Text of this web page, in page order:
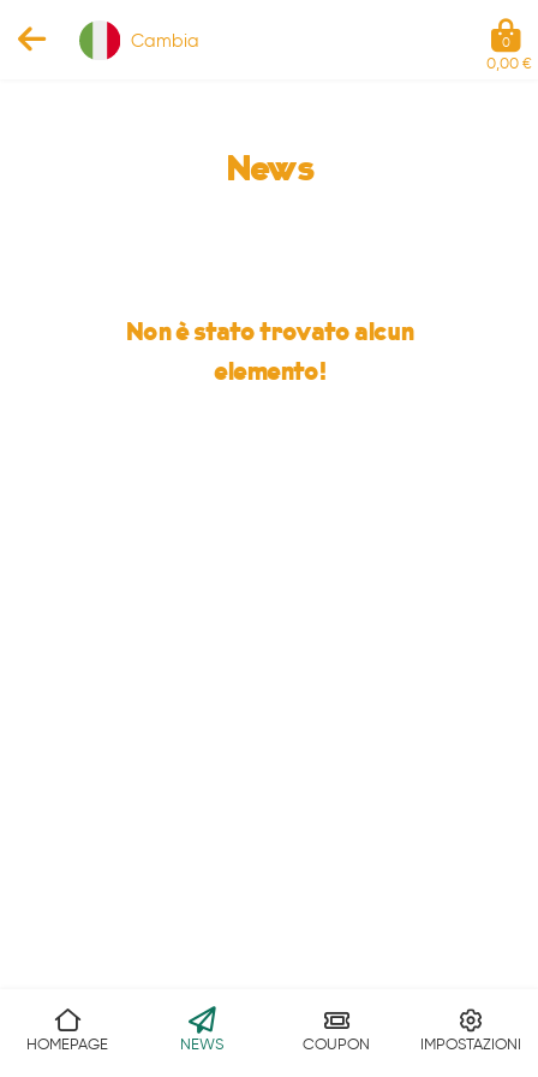
Cambia 0
0,00 €
News
Non è stato trovato alcun
elemento!
HOMEPAGE NEWS COUPON IMPOSTAZIONI